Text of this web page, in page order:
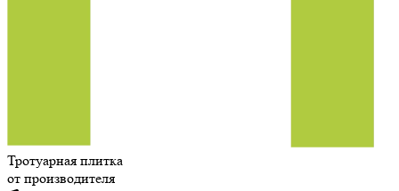
Тротуарная плитка
от производителя